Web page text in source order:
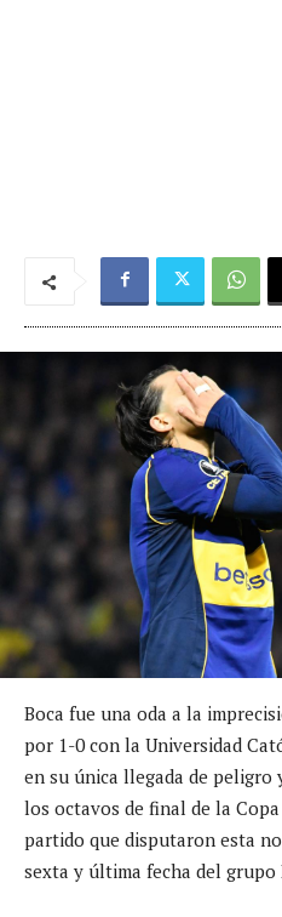
Boca fue una oda a la
por 1-0 con la Universidad
en su única llegada de peligro
los octavos de final de la
partido que disputaron esta
sexta y última fecha del grupo